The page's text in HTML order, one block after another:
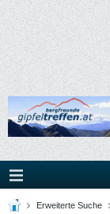
Erweiterte Suche